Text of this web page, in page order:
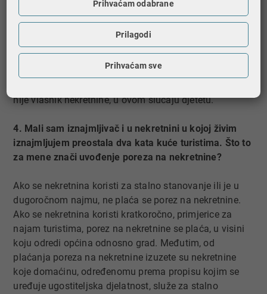
plaćanja poreza na nekretnine za stan koji mom
punoljetnom djetetu služi za stalno stanovanje?
Na nekretninu koja služi za stalno stanovanje ne plaća
se porez na nekretnine. Navedeno vrijedi i u slučaju
nije vlasnik nekretnine, u ovom slučaju djetetu.
4. Mali sam iznajmljivač i u nekretnini u kojoj živim
iznajmljujem preostala dva kata kuće turistima. Što to
za mene znači uvođenje poreza na nekretnine?
Ako se nekretnina koristi za stalno stanovanje ili je u
dugoročnom najmu, ne plaća se porez na nekretnine.
Ako se nekretnina koristi kratkoročno, primjerice za
najam turistima, porez na nekretnine se plaća, u visini
koju odredi općina odnosno grad. Međutim, od
plaćanja poreza na nekretnine izuzete su nekretnine
koje domaćinu, određenomu prema propisu kojim se
uređuje ugostiteljska djelatnost, služe za stalno
Prihvaćam odabrane
Prilagodi
Prihvaćam sve